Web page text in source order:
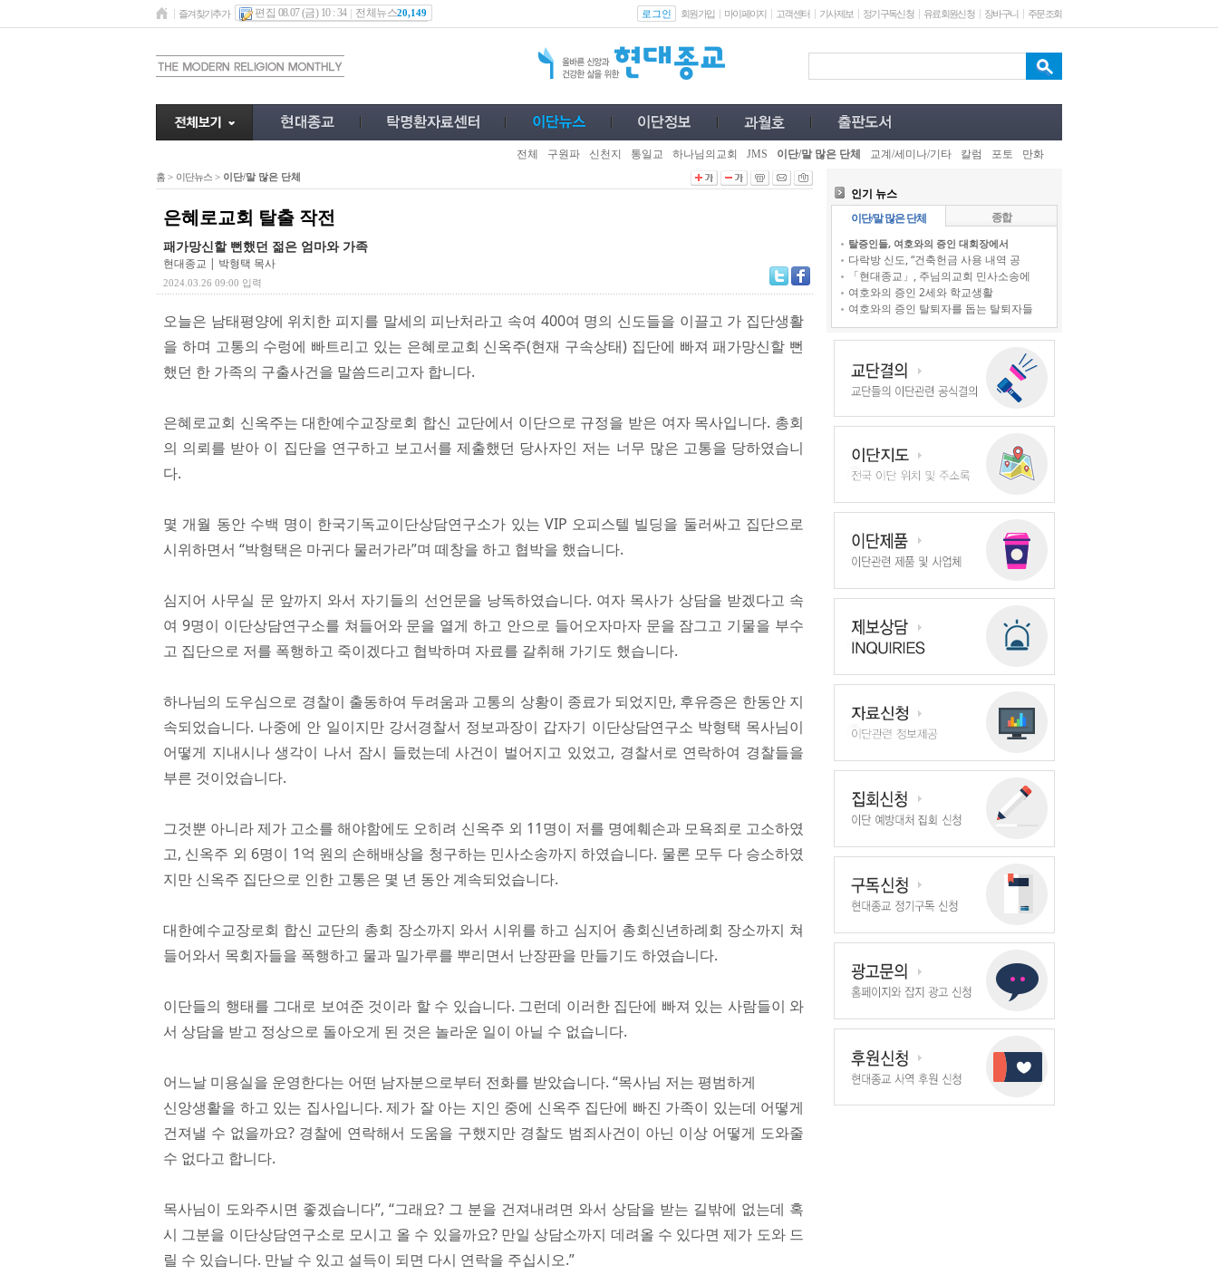
즐겨찾기추가 편집 08.07 (금) 10 : 34 전체뉴스20,149 로그인 회원가입 마이페이지 고객센터 기사제보 정기구독신청 유료회원신청 장바구니 주문조회
전체 구원파 신천지 통일교 하나님의교회 JMS 이단/말 많은 단체 교계/세미나/기타 칼럼 포토 만화
홈 > 이단뉴스 > 이단/말 많은 단체
은혜로교회 탈출 작전
패가망신할 뻔했던 젊은 엄마와 가족
현대종교 | 박형택 목사
2024.03.26 09:00 입력
오늘은 남태평양에 위치한 피지를 말세의 피난처라고 속여 400여 명의 신도들을 이끌고 가 집단생활
을 하며 고통의 수렁에 빠트리고 있는 은혜로교회 신옥주(현재 구속상태) 집단에 빠져 패가망신할 뻔
했던 한 가족의 구출사건을 말씀드리고자 합니다.
은혜로교회 신옥주는 대한예수교장로회 합신 교단에서 이단으로 규정을 받은 여자 목사입니다. 총회
의 의뢰를 받아 이 집단을 연구하고 보고서를 제출했던 당사자인 저는 너무 많은 고통을 당하였습니
다.
몇 개월 동안 수백 명이 한국기독교이단상담연구소가 있는 VIP 오피스텔 빌딩을 둘러싸고 집단으로
시위하면서 “박형택은 마귀다 물러가라”며 떼창을 하고 협박을 했습니다.
심지어 사무실 문 앞까지 와서 자기들의 선언문을 낭독하였습니다. 여자 목사가 상담을 받겠다고 속
여 9명이 이단상담연구소를 쳐들어와 문을 열게 하고 안으로 들어오자마자 문을 잠그고 기물을 부수
고 집단으로 저를 폭행하고 죽이겠다고 협박하며 자료를 갈취해 가기도 했습니다.
하나님의 도우심으로 경찰이 출동하여 두려움과 고통의 상황이 종료가 되었지만, 후유증은 한동안 지
속되었습니다. 나중에 안 일이지만 강서경찰서 정보과장이 갑자기 이단상담연구소 박형택 목사님이
어떻게 지내시나 생각이 나서 잠시 들렀는데 사건이 벌어지고 있었고, 경찰서로 연락하여 경찰들을
부른 것이었습니다.
그것뿐 아니라 제가 고소를 해야함에도 오히려 신옥주 외 11명이 저를 명예훼손과 모욕죄로 고소하였
고, 신옥주 외 6명이 1억 원의 손해배상을 청구하는 민사소송까지 하였습니다. 물론 모두 다 승소하였
지만 신옥주 집단으로 인한 고통은 몇 년 동안 계속되었습니다.
대한예수교장로회 합신 교단의 총회 장소까지 와서 시위를 하고 심지어 총회신년하례회 장소까지 쳐
들어와서 목회자들을 폭행하고 물과 밀가루를 뿌리면서 난장판을 만들기도 하였습니다.
이단들의 행태를 그대로 보여준 것이라 할 수 있습니다. 그런데 이러한 집단에 빠져 있는 사람들이 와
서 상담을 받고 정상으로 돌아오게 된 것은 놀라운 일이 아닐 수 없습니다.
어느날 미용실을 운영한다는 어떤 남자분으로부터 전화를 받았습니다. “목사님 저는 평범하게
신앙생활을 하고 있는 집사입니다. 제가 잘 아는 지인 중에 신옥주 집단에 빠진 가족이 있는데 어떻게
건져낼 수 없을까요? 경찰에 연락해서 도움을 구했지만 경찰도 범죄사건이 아닌 이상 어떻게 도와줄
수 없다고 합니다.
목사님이 도와주시면 좋겠습니다”, “그래요? 그 분을 건져내려면 와서 상담을 받는 길밖에 없는데 혹
시 그분을 이단상담연구소로 모시고 올 수 있을까요? 만일 상담소까지 데려올 수 있다면 제가 도와 드
릴 수 있습니다. 만날 수 있고 설득이 되면 다시 연락을 주십시오.”
인기 뉴스
이단/말 많은 단체
종합
탈증인들, 여호와의 증인 대회장에서
다락방 신도, “건축헌금 사용 내역 공
「현대종교」, 주님의교회 민사소송에
여호와의 증인 2세와 학교생활
여호와의 증인 탈퇴자를 돕는 탈퇴자들